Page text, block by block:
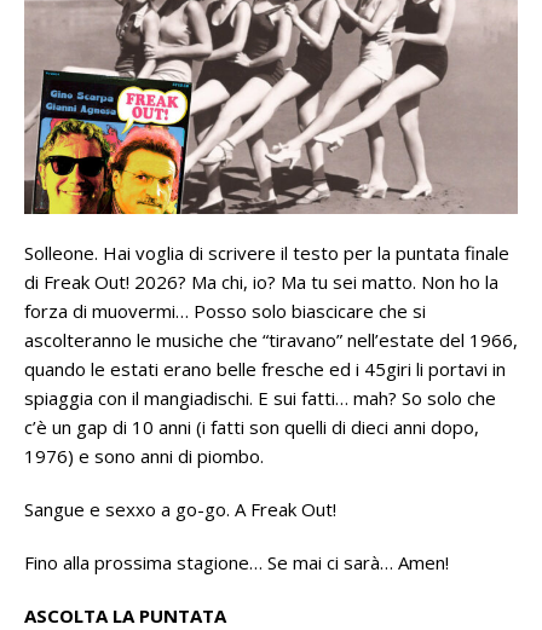
Solleone. Hai voglia di scrivere il testo per la puntata finale
di Freak Out! 2026? Ma chi, io? Ma tu sei matto. Non ho la
forza di muovermi… Posso solo biascicare che si
ascolteranno le musiche che “tiravano” nell’estate del 1966,
quando le estati erano belle fresche ed i 45giri li portavi in
spiaggia con il mangiadischi. E sui fatti… mah? So solo che
c’è un gap di 10 anni (i fatti son quelli di dieci anni dopo,
1976) e sono anni di piombo.
Sangue e sexxo a go-go. A Freak Out!
Fino alla prossima stagione… Se mai ci sarà… Amen!
ASCOLTA LA PUNTATA